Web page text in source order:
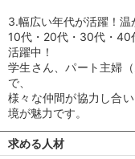
3.幅広い年代が活躍！温
10代・20代・30代・40
活躍中！
学生さん、パート主婦
で、
様々な仲間が協力し合
境が魅力です。
求める人材